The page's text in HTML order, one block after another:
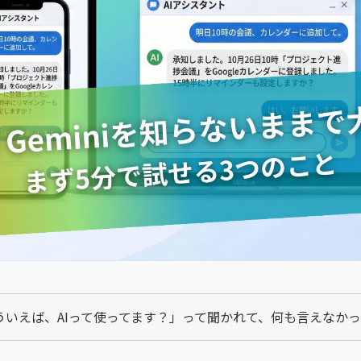
いえば、AIって使ってます？」って聞かれて、何も言えなか